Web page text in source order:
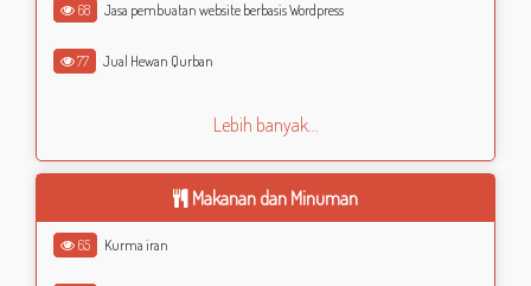
68 Jasa pembuatan website berbasis Wordpress
77 Jual Hewan Qurban
Lebih banyak...
Makanan dan Minuman
65 Kurma iran